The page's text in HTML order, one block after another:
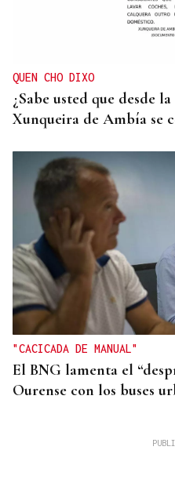
QUEN CHO DIXO
¿Sabe usted que desde
Xunqueira de Ambía se
"CACICADA DE MANUAL"
El BNG lamenta el
Ourense con los buses